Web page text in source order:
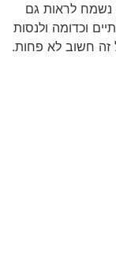
לראות גם
וכדומה ולנסות
זה חשוב לא פחות.